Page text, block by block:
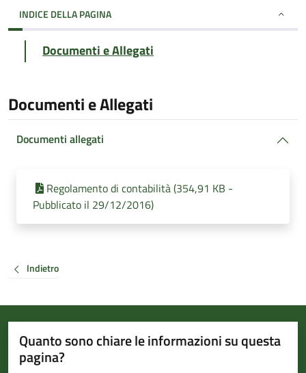
INDICE DELLA PAGINA
Documenti e Allegati
Documenti e Allegati
Documenti allegati
Regolamento di contabilità (354,91 KB -
Pubblicato il 29/12/2016)
Indietro
Quanto sono chiare le informazioni su questa
pagina?